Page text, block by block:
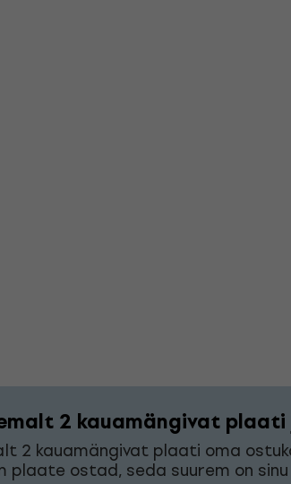
2 kauamängivat
2 kauamängivat plaati oma
plaate ostad, seda suurem on